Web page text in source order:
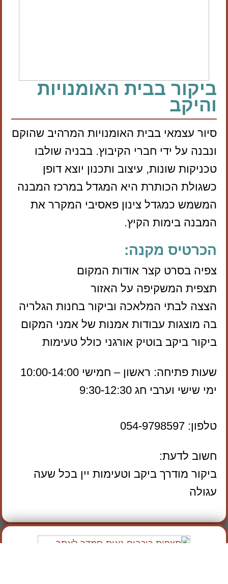
ביקור בבית האומנויות
והיקב
סיור עצמאי בבית האומנויות המרהיב שהוקם
ונבנה על ידי חברי הקיבוץ. בבניה שולבו
טכניקות שונות, עיצוב ותכנון יוצא דופן
כשגולת הכותרת היא המגדל במרכז המבנה
המשמש כמגדל צינון פאסיבי המקרר את
המבנה בימות הקיץ.
הכרטיס מקנה:
צפיה בסרט קצר אודות המקום
תצפית המשקיפה על האזור
הצצה לבתי המלאכה וביקור בחנות הגלריה
בה מוצגות עבודות אמנות של אמני המקום
ביקור ביקב בוטיק אורגני כולל טעימות
שעות פתיחה: ראשון – חמישי 10:00-14:00
ימי שישי וערבי חג 9:30-12:30
טלפון: 054-9798597
חשוב לדעת:
ביקור מודרך ביקב וטעימות יין בכל שעה
עגולה